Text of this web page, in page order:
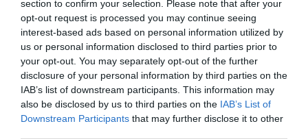
section to confirm your selection. Please note that after your
opt-out request is processed you may continue seeing
interest-based ads based on personal information utilized by
us or personal information disclosed to third parties prior to
your opt-out. You may separately opt-out of the further
disclosure of your personal information by third parties on the
IAB’s list of downstream participants. This information may
also be disclosed by us to third parties on the IAB’s List of
Downstream Participants that may further disclose it to other